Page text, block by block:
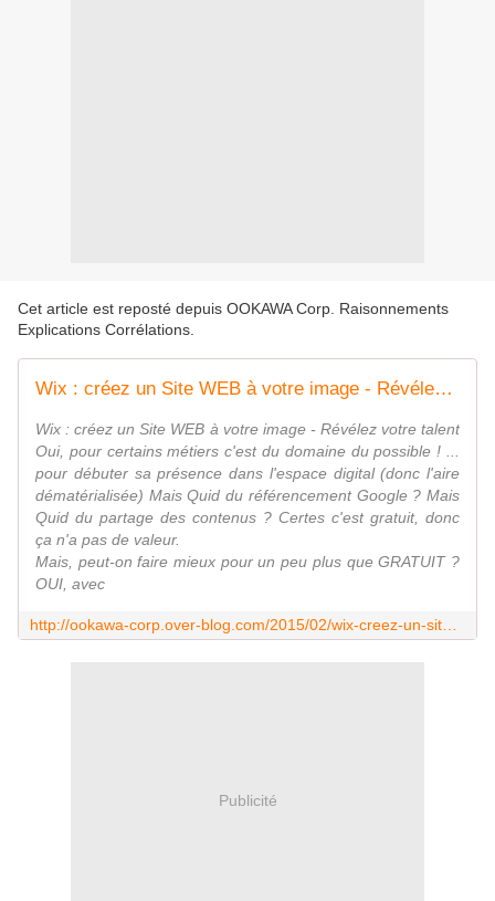
Cet article est reposté depuis OOKAWA Corp. Raisonnements
Explications Corrélations
Wix : créez un Site WEB à votre image - Révélez votre talent
Wix : créez un Site WEB à votre image - Révélez votre talent
Oui, pour certains métiers c'est du domaine du possible ! ...
pour débuter sa présence dans l'espace digital (donc l'aire
dématérialisée) Mais Quid du référencement Google ? Mais
Quid du partage des contenus ? Certes c'est gratuit, donc
ça n'a pas de valeur.
Mais, peut-on faire mieux pour un peu plus que GRATUIT ?
OUI, avec
Publicité